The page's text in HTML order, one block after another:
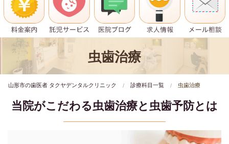
虫歯治療
山形市の歯医者 タクヤデンタルクリニック 診療科目一覧 虫歯治療
当院がこだわる虫歯治療と虫歯予防とは